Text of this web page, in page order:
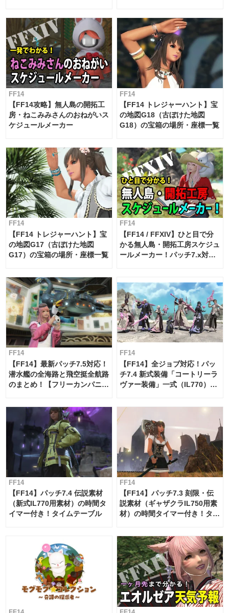
FF14
【FF14攻略】無人島の開拓工
房・ねこみみさんのおねがいス
ケジュールメーカー
FF14
【FF14 トレジャーハント】宝
の地図G18（古ぼけた地図
G18）の宝箱の場所・座標一覧
FF14
【FF14 トレジャーハント】宝
の地図G17（古ぼけた地図
G17）の宝箱の場所・座標一覧
FF14
【FF14 / FFXIV】ひと目で分
かる無人島・開拓工房スケジュ
ールメーカー！パッチ7.x対応
FF14
【FF14】最新パッチ7.5対応！
潜水艦の全海路と飛空挺全航路
のまとめ！【フリーカンパニ
FF14
【FF14】全ジョブ対応！パッ
チ7.4 新式装備「コートリーラ
ヴァー装備」一式（IL770）の
FF14
【FF14】パッチ7.4 伝説素材
（新式IL770用素材）の時間タ
イマー付き！タイムテーブル
FF14
【FF14】パッチ7.3 刻限・伝
説素材（ギャザクラIL750用素
材）の時間タイマー付き！タイ